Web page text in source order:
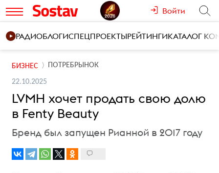
Войти
РАДИОБЛОГИСПЕЦПРОЕКТЫРЕЙТИНГИКАТАЛОГ
БИЗНЕС ПОТРЕБРЫНОК
22.10.2025
LVMH хочет продать свою долю
в Fenty Beauty
Бренд был запущен Рианной в 2017 году